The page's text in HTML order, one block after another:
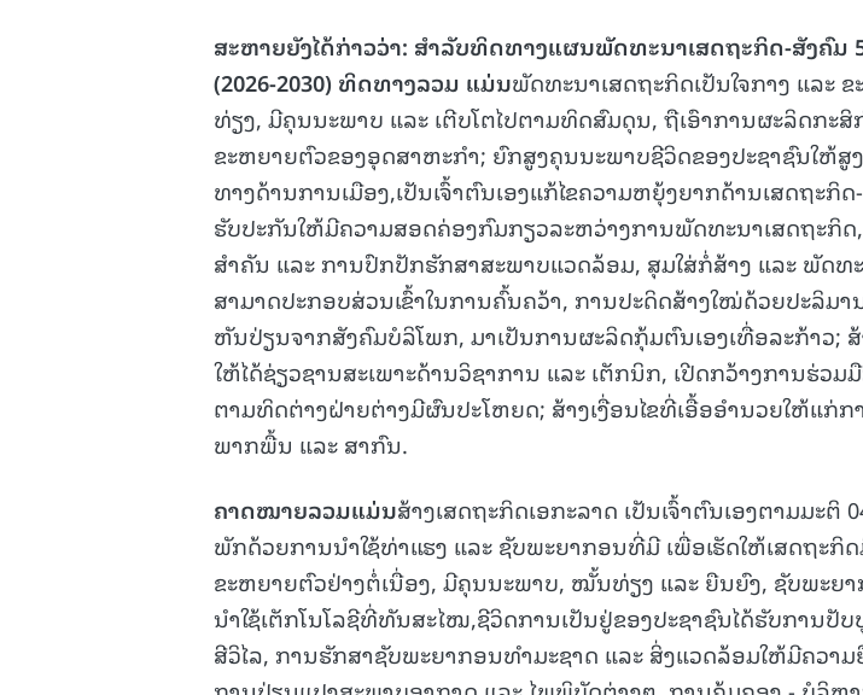
ສະຫາຍຍັງໄດ້ກ່າວວ່າ: ສຳລັບທິດທາງແຜນພັດທະນາເສດຖະກິດ-ສັງຄົມ
(2026-2030) ທິດທາງລວມ ແມ່ນພັດທະນາເສດຖະກິດເປັນໃຈກາງ ແລະ
ທ່ຽງ, ມີຄຸນນະພາບ ແລະ ເຕີບໂຕໄປຕາມທິດສົມດຸນ, ຖືເອົາການຜະລິດກະ
ຂະຫຍາຍຕົວຂອງອຸດສາຫະກຳ; ຍົກສູງຄຸນນະພາບຊີວິດຂອງປະຊາຊົນໃຫ້ສູ
ທາງດ້ານການເມືອງ,ເປັນເຈົ້າຕົນເອງແກ້ໄຂຄວາມຫຍຸ້ງຍາກດ້ານເສດຖະກິ
ຮັບປະກັນໃຫ້ມີຄວາມສອດຄ່ອງກົມກຽວລະຫວ່າງການພັດທະນາເສດຖະກິດ
ສຳຄັນ ແລະ ການປົກປັກຮັກສາສະພາບແວດລ້ອມ, ສຸມໃສ່ກໍ່ສ້າງ ແລະ ພັດ
ສາມາດປະກອບສ່ວນເຂົ້າໃນການຄົ້ນຄວ້າ, ການປະດິດສ້າງໃໝ່ດ້ວຍປະລິມ
ຫັນປ່ຽນຈາກສັງຄົມບໍລິໂພກ, ມາເປັນການຜະລິດກຸ້ມຕົນເອງເທື່ອລະກ້າວ;
ໃຫ້ໄດ້ຊ່ຽວຊານສະເພາະດ້ານວິຊາການ ແລະ ເຕັກນິກ, ເປີດກວ້າງການຮ່ວ
ຕາມທິດຕ່າງຝ່າຍຕ່າງມີຜົນປະໂຫຍດ; ສ້າງເງື່ອນໄຂທີ່ເອື້ອອໍານວຍໃຫ້ແກ່ກ
ພາກພື້ນ ແລະ ສາກົນ.
ຄາດໝາຍລວມແມ່ນສ້າງເສດຖະກິດເອກະລາດ ເປັນເຈົ້າຕົນເອງຕາມມະຕິ
ພັກດ້ວຍການນຳໃຊ້ທ່າແຮງ ແລະ ຊັບພະຍາກອນທີ່ມີ ເພື່ອເຮັດໃຫ້ເສດຖະກິ
ຂະຫຍາຍຕົວຢ່າງຕໍ່ເນື່ອງ, ມີຄຸນນະພາບ, ໝັ້ນທ່ຽງ ແລະ ຍືນຍົງ, ຊັບພະຍ
ນຳໃຊ້ເຕັກໂນໂລຊີທີ່ທັນສະໄໝ,ຊີວິດການເປັນຢູ່ຂອງປະຊາຊົນໄດ້ຮັບການ
ສີວິໄລ, ການຮັກສາຊັບພະຍາກອນທຳມະຊາດ ແລະ ສິ່ງແວດລ້ອມໃຫ້ມີຄວາ